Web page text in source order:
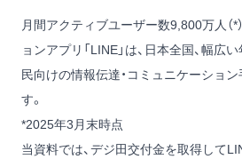
月間アクティブユーザー数9,800万人（*
ョンアプリ「LINE」は、日本全国、幅広
民向けの情報伝達・コミュニケーショ
す。
*2025年3月末時点
当資料では、デジ田交付金を取得して